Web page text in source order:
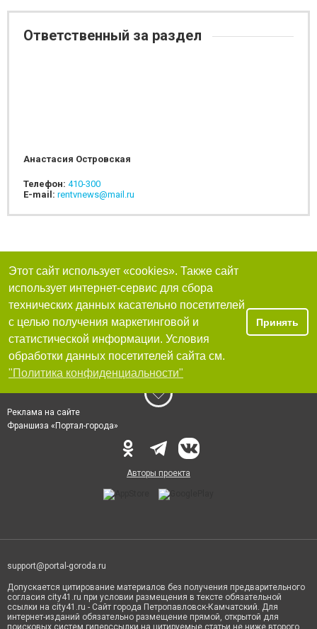
Ответственный за раздел
Анастасия Островская
Телефон: 410-300
E-mail: rentvnews@mail.ru
Этот сайт использует «cookies». Также сайт
использует интернет-сервис для сбора
технических данных касательно посетителей
с целью получения маркетинговой и
статистической информации. Условия
обработки данных посетителей сайта см.
"Политика конфиденциальности"
Принять
Реклама на сайте
Франшиза «Портал-города»
Авторы проекта
support@portal-goroda.ru
Допускается цитирование материалов без получения предварительного
согласия city41.ru при условии размещения в тексте обязательной
ссылки на city41.ru - Сайт города Петропавловск-Камчатский. Для
интернет-изданий обязательно размещение прямой, открытой для
поисковых систем гиперссылки на цитируемые статьи не ниже второго